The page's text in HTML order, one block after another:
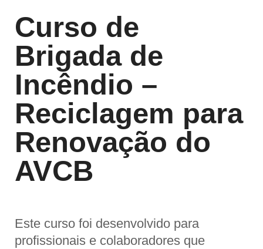
Curso de
Brigada de
Incêndio –
Reciclagem para
Renovação do
AVCB
Este curso foi desenvolvido para
profissionais e colaboradores que